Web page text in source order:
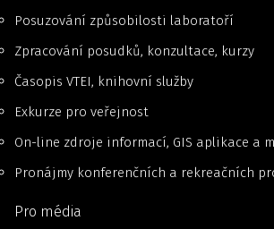
Posuzování způsobilosti laboratoří
Zpracování posudků, konzultace, kurzy
Časopis VTEI, knihovní služby
Exkurze pro veřejnost
On-line zdroje informací, GIS aplikace a
Pronájmy konferenčních a rekreačních
Pro média